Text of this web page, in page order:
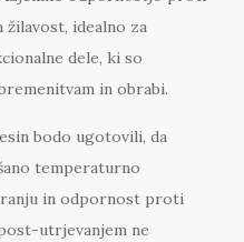
idealno za
dele, ki so
in obrabi.
bodo ugotovili, da
temperaturno
in odpornost proti
utrjevanjem ne